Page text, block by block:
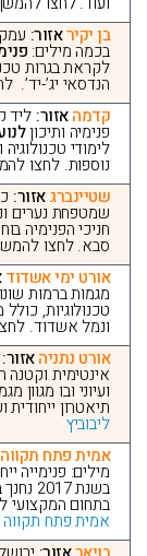
בן יקיראזור:
בכמה מילים:
לקראת בגרות
הנדסאי יג’-
קדמהאזור: ליד
פנימיה ותיכון
לימודי
נוספות. לחצו
שטיינברגאזור:
שמטפחת נערים
חניכי הפנימיה
סבא. לחצו
אורט ימי אשדוד
מגמות ברמות
טכנולוגיות,
ונמל אשדוד.
אורט נתניהאזור:
אינטימית וקטנה
ועיוני ובו
תיאטרון
ליבוביץ
אמית פתח
מילים: פנימייה
בשנת
בתחום המקצועי
אמית פתח תקווה